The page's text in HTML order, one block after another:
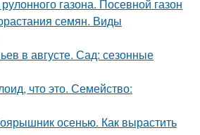
газона. Посевной газон
семян. Виды
в августе. Сад: сезонные
что это. Семейство:
осенью. Как вырастить